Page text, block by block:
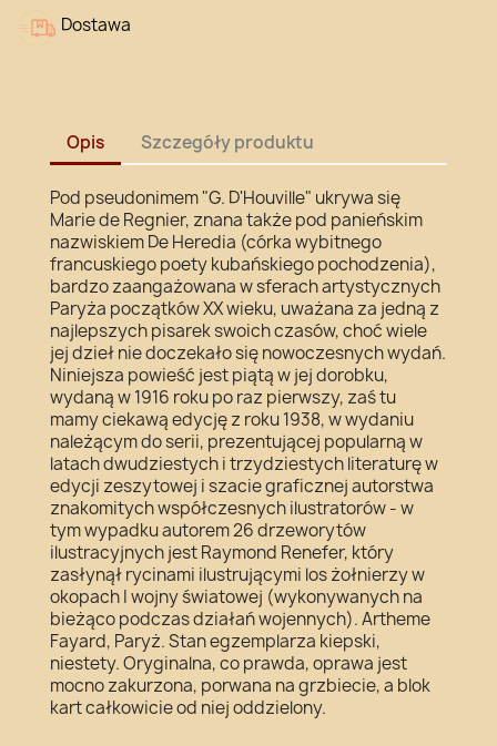
Dostawa
Opis Szczegóły produktu
Pod pseudonimem "G. D'Houville" ukrywa się
Marie de Regnier, znana także pod panieńskim
nazwiskiem De Heredia (córka wybitnego
francuskiego poety kubańskiego pochodzenia),
bardzo zaangażowana w sferach artystycznych
Paryża początków XX wieku, uważana za jedną z
najlepszych pisarek swoich czasów, choć wiele
jej dzieł nie doczekało się nowoczesnych wydań.
Niniejsza powieść jest piątą w jej dorobku,
wydaną w 1916 roku po raz pierwszy, zaś tu
mamy ciekawą edycję z roku 1938, w wydaniu
należącym do serii, prezentującej popularną w
latach dwudziestych i trzydziestych literaturę w
edycji zeszytowej i szacie graficznej autorstwa
znakomitych współczesnych ilustratorów - w
tym wypadku autorem 26 drzeworytów
ilustracyjnych jest Raymond Renefer, który
zasłynął rycinami ilustrującymi los żołnierzy w
okopach I wojny światowej (wykonywanych na
bieżąco podczas działań wojennych). Artheme
Fayard, Paryż. Stan egzemplarza kiepski,
niestety. Oryginalna, co prawda, oprawa jest
mocno zakurzona, porwana na grzbiecie, a blok
kart całkowicie od niej oddzielony.